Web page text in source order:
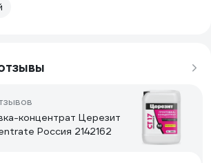
концентрат Церезит
Россия 2142162